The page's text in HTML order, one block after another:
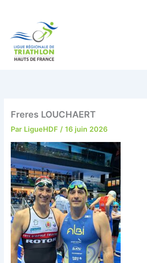
Freres LOUCHAERT
Par LigueHDF/16 juin 2026